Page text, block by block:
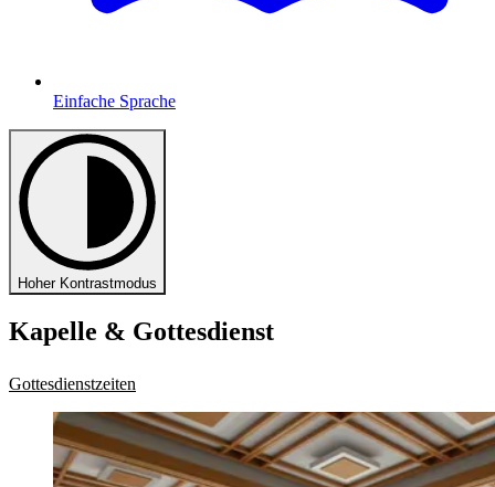
Einfache Sprache
Hoher Kontrastmodus
Kapelle & Gottesdienst
Gottesdienstzeiten